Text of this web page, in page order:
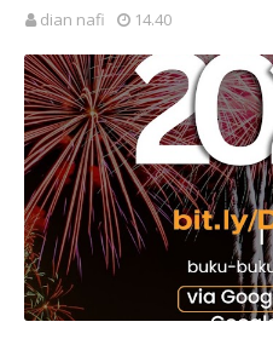
dian nafi 14.40